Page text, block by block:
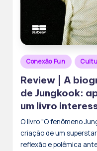
Posted
in
Conexão Fun
Review | A
de Jungkook:
um livro
O livro "O fenômeno
criação de um
reflexão e polêmica